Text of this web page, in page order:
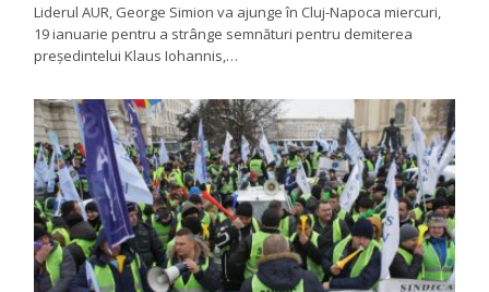
Liderul AUR, George Simion va ajunge în Cluj-Napoca miercuri,
19 ianuarie pentru a strânge semnături pentru demiterea
președintelui Klaus Iohannis,…